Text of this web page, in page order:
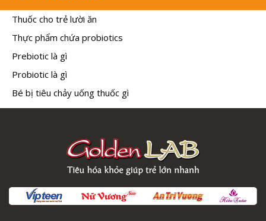
Thuốc cho trẻ lười ăn
Thực phẩm chứa probiotics
Prebiotic là gì
Probiotic là gì
Bé bị tiêu chảy uống thuốc gì